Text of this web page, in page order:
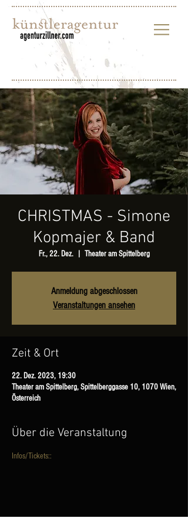
CHRISTMAS - Simone
Kopmajer & Band
Fr., 22. Dez.
  |
Theater am Spittelberg
Anmeldung abgeschlossen
Veranstaltungen ansehen
Zeit & Ort
22. Dez. 2023, 19:30
Theater am Spittelberg, Spittelberggasse 10, 1070 Wien,
Österreich
Über die Veranstaltung
Infos/Tickets::